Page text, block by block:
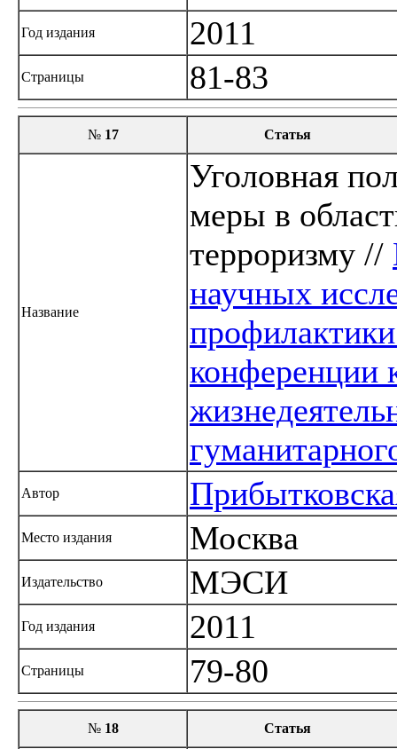
Год издания 2011
Страницы 81-83
№ 17 Статья
Название
Уголовная
меры в
терроризму //
научных
конференции
Автор
Место издания Москва
Издательство МЭСИ
Год издания 2011
Страницы 79-80
№ 18 Статья